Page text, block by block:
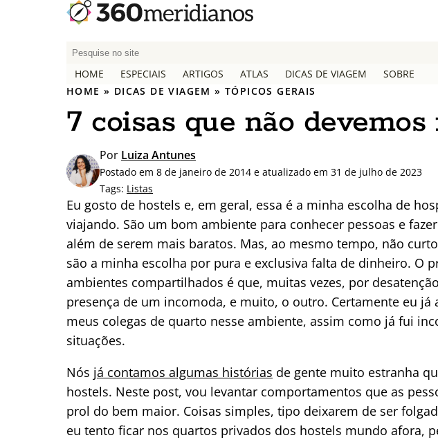
P
q
u
a
r
p
o
r
:
HOME ESPECIAIS ARTIGOS ATLAS DICAS DE VIAGEM SOBRE
HOME » DICAS DE VIAGEM »TÓPICOS GERAIS
7 coisas que não
Por Luiza Antunes
Postado em 8 de janeiro de 2014 e atualizado em 31 de julho de 2023
Tags: Listas
Eu gosto de hostels e, em geral, essa é a minha escolha de
viajando. São um bom ambiente para conhecer pessoas e
além de serem mais baratos. Mas, ao mesmo tempo, não
são a minha escolha por pura e exclusiva falta de dinheiro. O
ambientes compartilhados é que, muitas vezes, por
presença de um incomoda, e muito, o outro. Certamente eu já
meus colegas de quarto nesse ambiente, assim como já fui
situações.
Nós já contamos algumas histórias de gente muito estranha
hostels. Neste post, vou levantar comportamentos que as
prol do bem maior. Coisas simples, tipo deixarem de ser
eu tento ficar nos quartos privados dos hostels mundo afora,